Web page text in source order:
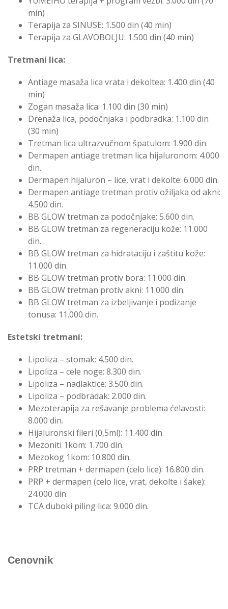
min)
Terapija za SINUSE: 1.500 din (40 min)
Terapija za GLAVOBOLJU: 1.500 din (40 min)
Tretmani lica:
Antiage masaža lica vrata i dekoltea: 1.400 din (40
min)
Zogan masaža lica: 1.100 din (30 min)
Drenaža lica, podočnjaka i podbradka: 1.100 din
(30 min)
Tretman lica ultrazvučnom špatulom: 1.900 din.
Dermapen antiage tretman lica hijaluronom: 4.000
din.
Dermapen hijaluron – lice, vrat i dekolte: 6.000 din.
Dermapen antiage tretman protiv ožiljaka od akni:
4.500 din.
BB GLOW tretman za podočnjake: 5.600 din.
BB GLOW tretman za regeneraciju kože: 11.000
din.
BB GLOW tretman za hidrataciju i zaštitu kože:
11.000 din.
BB GLOW tretman protiv bora: 11.000 din.
BB GLOW tretman protiv akni: 11.000 din.
BB GLOW tretman za izbeljivanje i podizanje
tonusa: 11.000 din.
Estetski tretmani:
Lipoliza – stomak: 4.500 din.
Lipoliza – cele noge: 8.300 din.
Lipoliza – nadlaktice: 3.500 din.
Lipoliza – podbradak: 2.000 din.
Mezoterapija za rešavanje problema ćelavosti:
8.000 din.
Hijaluronski fileri (0,5ml): 11.400 din.
Mezoniti 1kom: 1.700 din.
Mezokog 1kom: 10.800 din.
PRP tretman + dermapen (celo lice): 16.800 din.
PRP + dermapen (celo lice, vrat, dekolte i šake):
24.000 din.
TCA duboki piling lica: 9.000 din.
Cenovnik